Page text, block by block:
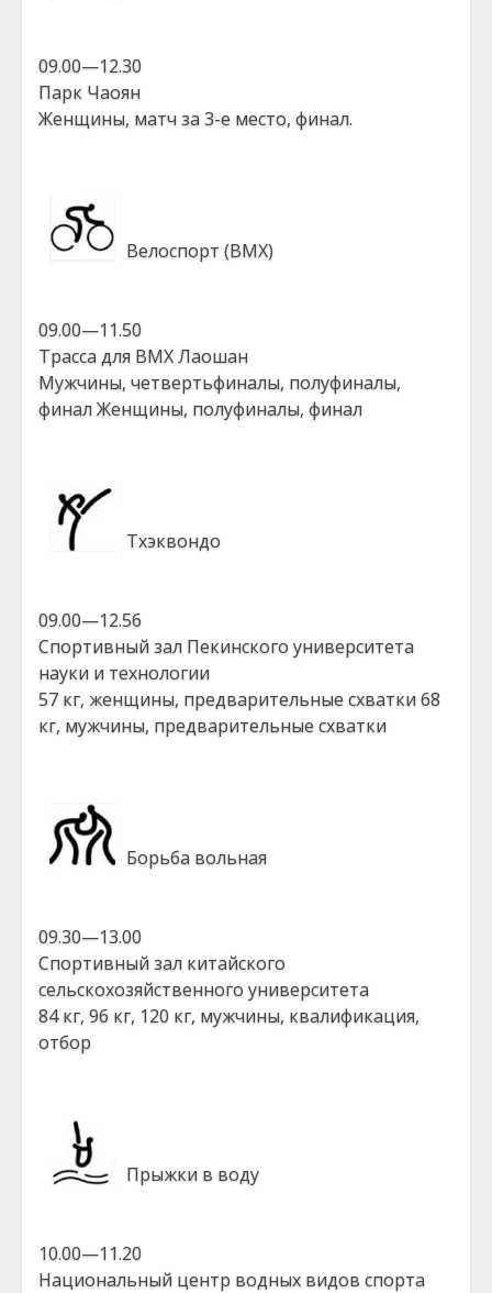
09.00—12.30
Парк Чаоян
Женщины, матч за 3-е место, финал.
Велоспорт (BMX)
09.00—11.50
Трасса для BMX Лаошан
Мужчины, четвертьфиналы, полуфиналы,
финал Женщины, полуфиналы, финал
Тхэквондо
09.00—12.56
Спортивный зал Пекинского университета
науки и технологии
57 кг, женщины, предварительные схватки 68
кг, мужчины, предварительные схватки
Борьба вольная
09.30—13.00
Спортивный зал китайского
сельскохозяйственного университета
84 кг, 96 кг, 120 кг, мужчины, квалификация,
отбор
Прыжки в воду
10.00—11.20
Национальный центр водных видов спорта